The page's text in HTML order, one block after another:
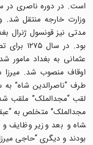
وزارت خارجه منتقل شد.
مدتی نیز قونسول ژنرال
بود. در سال
طرف “ناصرالدین­ شاه”
لقب “مجدالملک” ملقب شد.
شاه و بعد وزیر وظایف و
بودند و دیگری “حاجی